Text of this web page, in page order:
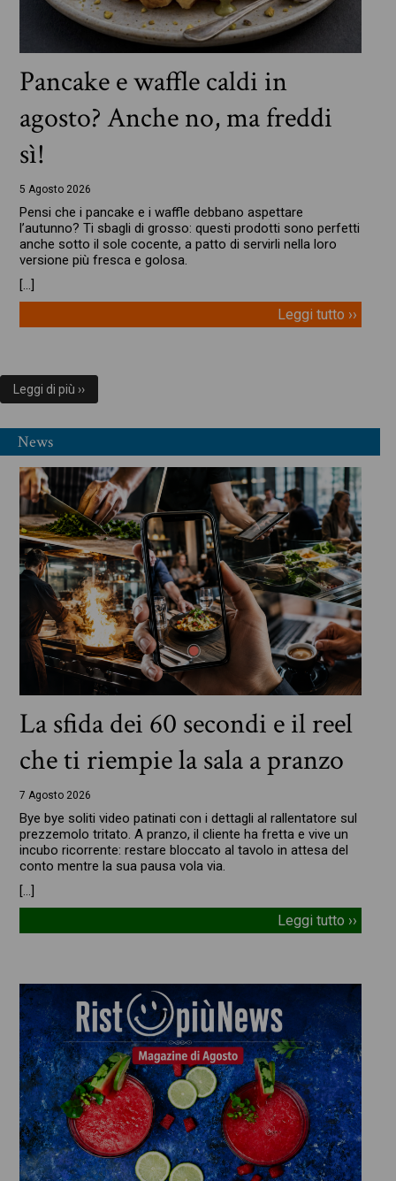
Pancake e waffle caldi in
agosto? Anche no, ma freddi
sì!
5 Agosto 2026
Pensi che i pancake e i waffle debbano aspettare
l’autunno? Ti sbagli di grosso: questi prodotti sono perfetti
anche sotto il sole cocente, a patto di servirli nella loro
versione più fresca e golosa.
[…]
Leggi tutto ››
Leggi di più ››
News
La sfida dei 60 secondi e il reel
che ti riempie la sala a pranzo
7 Agosto 2026
Bye bye soliti video patinati con i dettagli al rallentatore sul
prezzemolo tritato. A pranzo, il cliente ha fretta e vive un
incubo ricorrente: restare bloccato al tavolo in attesa del
conto mentre la sua pausa vola via.
[…]
Leggi tutto ››